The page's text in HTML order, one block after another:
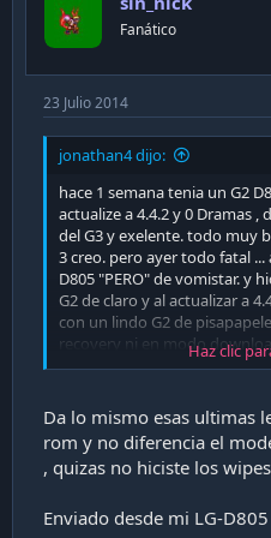
Fanático
23 Julio 2014
jonathan4 dijo:
hace 1 semana tenia un G2
actualize a 4.4.2 y 0 Dramas
del G3 y exelente. todo muy
3 creo. pero ayer todo fatal
D805 "PERO" de vomistar. y
G2 de claro y al actualizar a
con un lindo G2 de
recovery ni en modo
y les meti chamuyo y me
me di cuenta que la rom que
D80510b y creo que la de
conflicto al actualizar un 10b
vez me resulto sin dramas
Haz clic
Da lo mismo esas ultimas
rom y no diferencia el
, quizas no hiciste los
Enviado desde mi LG-